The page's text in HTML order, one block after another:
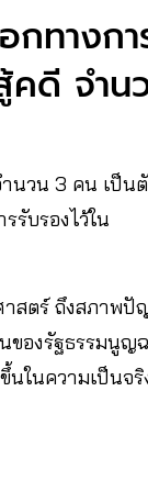
กทางกา
คดี จำน
นวน 3 คน เป็นตั
รับรองไว้ใน
สตร์ ถึงสภาพปั
ของรัฐธรรมนูญ
ในความเป็นจริ